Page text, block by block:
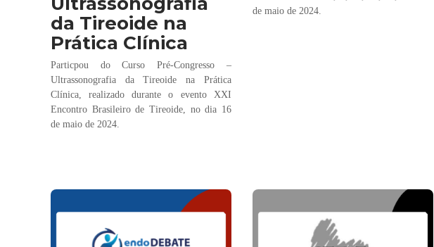
da Tireoide na
Prática Clínica
Particpou do Curso Pré-Congresso –
Ultrassonografia da Tireoide na Prática
Clínica, realizado durante o evento XXI
Encontro Brasileiro de Tireoide, no dia 16
de maio de 2024.
de maio de 2024.